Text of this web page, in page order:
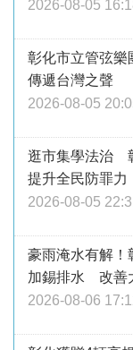
2026-08-05
彰化市立管弦
傳遞台灣之聲
2026-08-05
逛市集學法治
提升全民防罪力
2026-08-05
豪雨淹水有解！
加錫排水 改善
2026-08-06